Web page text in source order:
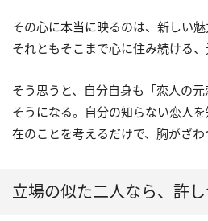
その心に本当に映るのは、新しい魅
それともそこまで心に住み続ける
そう思うと、自分自身も「恋人の
そうになる。自分の知らない恋人
在のことを考えるだけで、胸がざわ
立場の似た二人なら、許し